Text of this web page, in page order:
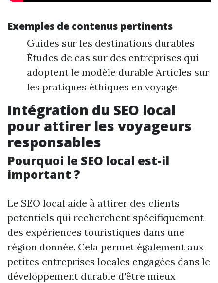
Exemples de contenus pertinents
Guides sur les destinations durables
Études de cas sur des entreprises qui
adoptent le modèle durable Articles sur
les pratiques éthiques en voyage
Intégration du SEO local
pour attirer les voyageurs
responsables
Pourquoi le SEO local est-il
important ?
Le SEO local aide à attirer des clients
potentiels qui recherchent spécifiquement
des expériences touristiques dans une
région donnée. Cela permet également aux
petites entreprises locales engagées dans le
développement durable d'être mieux